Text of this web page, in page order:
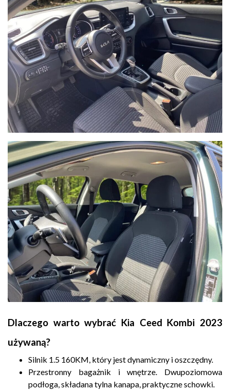
Dlaczego warto wybrać Kia Ceed Kombi 2023
używaną?
Silnik 1.5 160KM, który jest dynamiczny i oszczędny.
Przestronny bagażnik i wnętrze. Dwupoziomowa
podłoga, składana tylna kanapa, praktyczne schowki.